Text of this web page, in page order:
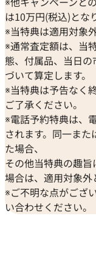
は10万円(税込)とな
※当特典は適用対象
※通常査定額は、当
態、付属品、当日
づいて算定します。
※当特典は予告なく
ご了承ください。
※電話予約特典は、
されます。同一ま
た場合、
その他当特典の趣
場合は、適用対象外
※ご不明な点がござ
い合わせください。